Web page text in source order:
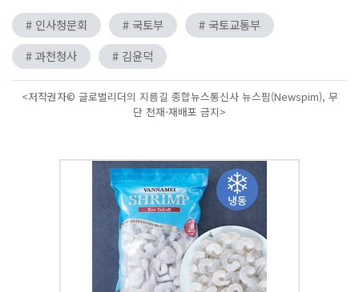
# 인사청문회 # 국토부
# 국토교통부
# 과천청사
# 김윤덕
<저작권자© 글로벌리더의 지름길 종합뉴스통신사 뉴스핌(Newspim), 무
단 전재-재배포 금지>